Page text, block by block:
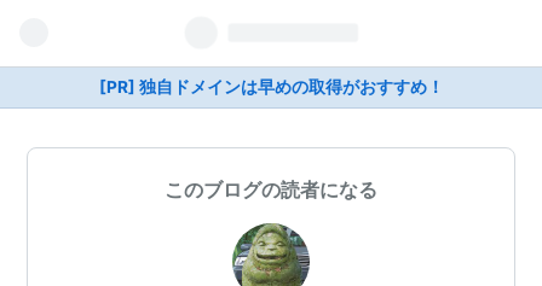
[PR] 独自ドメインは早めの取得がおすすめ！
このブログの読者になる